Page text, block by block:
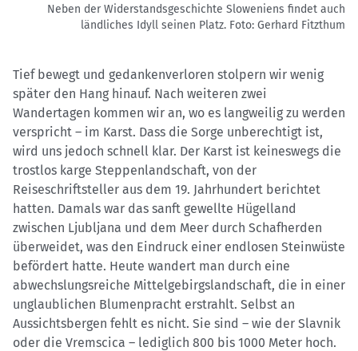
Neben der Widerstandsgeschichte Sloweniens findet auch
ländliches Idyll seinen Platz. Foto: Gerhard Fitzthum
Tief bewegt und gedankenverloren stolpern wir wenig
später den Hang hinauf. Nach weiteren zwei
Wandertagen kommen wir an, wo es langweilig zu werden
verspricht – im Karst. Dass die Sorge unberechtigt ist,
wird uns jedoch schnell klar. Der Karst ist keineswegs die
trostlos karge Steppenlandschaft, von der
Reiseschriftsteller aus dem 19. Jahrhundert berichtet
hatten. Damals war das sanft gewellte Hügelland
zwischen Ljubljana und dem Meer durch Schafherden
überweidet, was den Eindruck einer endlosen Steinwüste
befördert hatte. Heute wandert man durch eine
abwechslungsreiche Mittelgebirgslandschaft, die in einer
unglaublichen Blumenpracht erstrahlt. Selbst an
Aussichtsbergen fehlt es nicht. Sie sind – wie der Slavnik
oder die Vremscica – lediglich 800 bis 1000 Meter hoch.